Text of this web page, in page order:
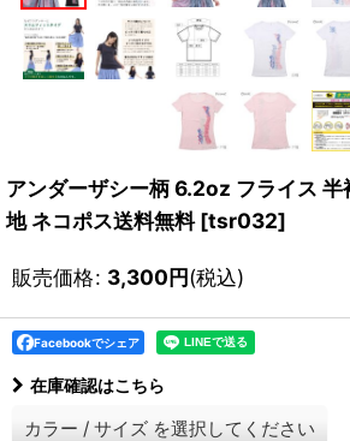
アンダーザシー柄 6.2oz フライス 半
地 ネコポス送料無料 [tsr032]
販売価格: 3,300円(税込)
Facebookでシェア
在庫確認はこちら
カラー / サイズ を選択してください